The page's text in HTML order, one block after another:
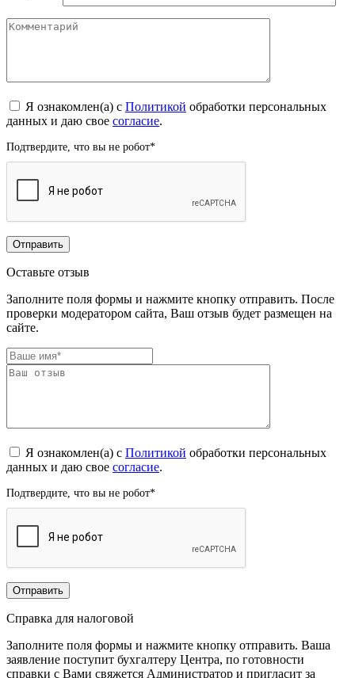
Я ознакомлен(а) с Политикой обработки персональных
данных и даю свое согласие.
Подтвердите, что вы не робот*
Оставьте отзыв
Заполните поля формы и нажмите кнопку отправить. После
проверки модератором сайта, Ваш отзыв будет размещен на
сайте.
Я ознакомлен(а) с Политикой обработки персональных
данных и даю свое согласие.
Подтвердите, что вы не робот*
Справка для налоговой
Заполните поля формы и нажмите кнопку отправить. Ваша
заявление поступит бухгалтеру Центра, по готовности
справки с Вами свяжется Администратор и пригласит за